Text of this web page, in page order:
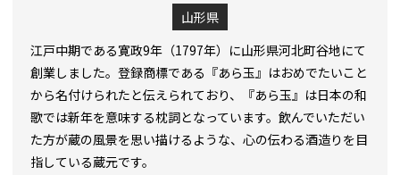
山形県
江戸中期である寛政9年（1797年）に山形県河北町谷地にて
創業しました。登録商標である『あら玉』はおめでたいこと
から名付けられたと伝えられており、『あら玉』は日本の和
歌では新年を意味する枕詞となっています。飲んでいただい
た方が蔵の風景を思い描けるような、心の伝わる酒造りを目
指している蔵元です。